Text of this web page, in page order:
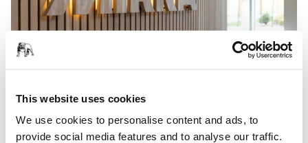
This website uses cookies
We use cookies to personalise content and ads, to
provide social media features and to analyse our traffic.
2 SEPTEMBRE 2025
Mirka rachète les abrasifs agglomérés de
Hermes